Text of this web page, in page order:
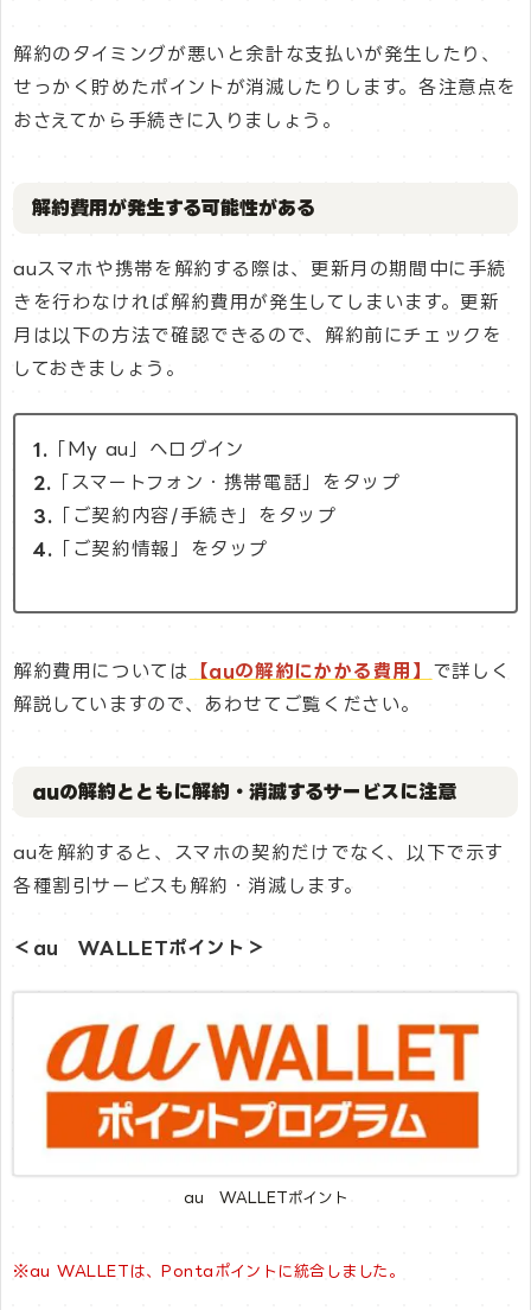
解約のタイミングが悪いと余計な支払いが発生したり、
せっかく貯めたポイントが消滅したりします。各注意点を
おさえてから手続きに入りましょう。
解約費用が発生する可能性がある
auスマホや携帯を解約する際は、更新月の期間中に手続
きを行わなければ解約費用が発生してしまいます。更新
月は以下の方法で確認できるので、解約前にチェックを
しておきましょう。
1. 「My au」へログイン
2. 「スマートフォン・携帯電話」をタップ
3. 「ご契約内容/手続き」をタップ
4. 「ご契約情報」をタップ
解約費用については 【auの解約にかかる費用】 で詳しく
解説していますので、あわせてご覧ください。
auの解約とともに解約・消滅するサービスに注意
auを解約すると、スマホの契約だけでなく、以下で示す
各種割引サービスも解約・消滅します。
＜au WALLETポイント＞
au WALLETポイント
※au WALLETは、Pontaポイントに統合しました。